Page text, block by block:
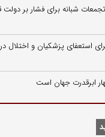
شبانه برای فشار بر
استعفای پزشکیان و اختلال
ابرقدرت جهان است